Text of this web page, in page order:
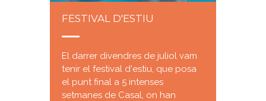
FESTIVAL D'ESTIU
El darrer divendres de juliol vam
tenir el festival d'estiu, que posa
el punt final a 5 intenses
setmanes de Casal, on han